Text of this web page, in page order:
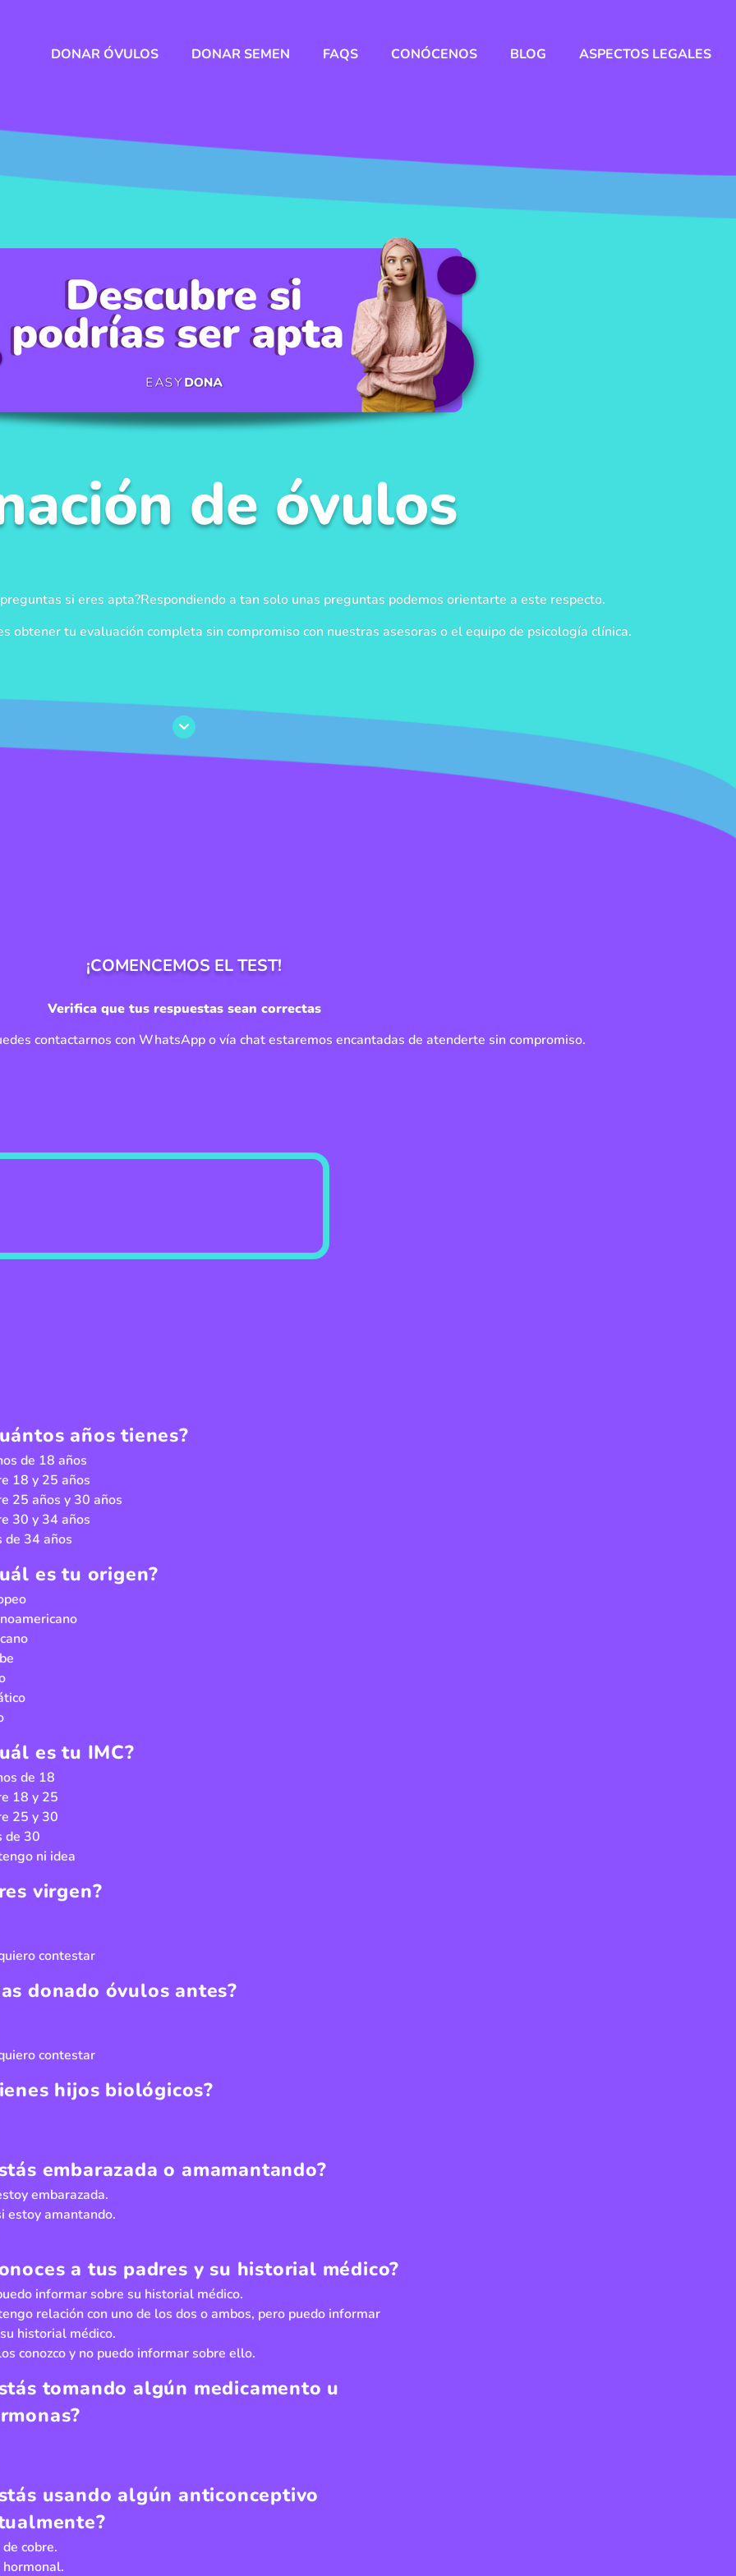
DONAR ÓVULOS DONAR SEMEN FAQS CONÓCENOS BLOG ASPECTOS LEGALES
de óvulos
si eres apta?Respondiendo a tan solo unas preguntas podemos orientarte a este respecto.
obtener tu evaluación completa sin compromiso con nuestras asesoras o el equipo de psicología clínica.
¡COMENCEMOS EL TEST!
Verifica que tus respuestas sean correctas
contactarnos con WhatsApp o vía chat estaremos encantadas de atenderte sin compromiso.
años tienes?
de 18 años
18 y 25 años
25 años y 30 años
30 y 34 años
de 34 años
es tu origen?
es tu IMC?
de 18
18 y 25
25 y 30
de 30
ni idea
virgen?
contestar
donado óvulos antes?
contestar
hijos biológicos?
embarazada o amamantando?
embarazada.
estoy amantando.
a tus padres y su historial médico?
informar sobre su historial médico.
relación con uno de los dos o ambos, pero puedo informar
historial médico.
conozco y no puedo informar sobre ello.
tomando algún medicamento u
usando algún anticonceptivo
cobre.
hormonal.